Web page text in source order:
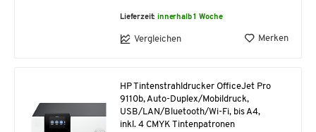
Lieferzeit:innerhalb 1 Woche
Vergleichen Merken
HP Tintenstrahldrucker OfficeJet Pro
9110b, Auto-Duplex/Mobildruck,
USB/LAN/Bluetooth/Wi-Fi, bis A4,
inkl. 4 CMYK Tintenpatronen